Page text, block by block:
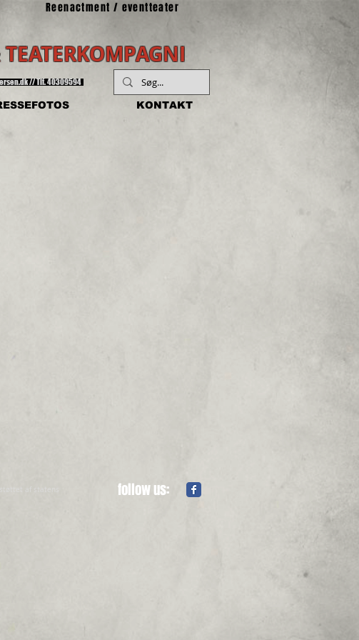
Reenactment / eventteater
// Tlf. 40309594
KONTAKT
af statens
follow us: